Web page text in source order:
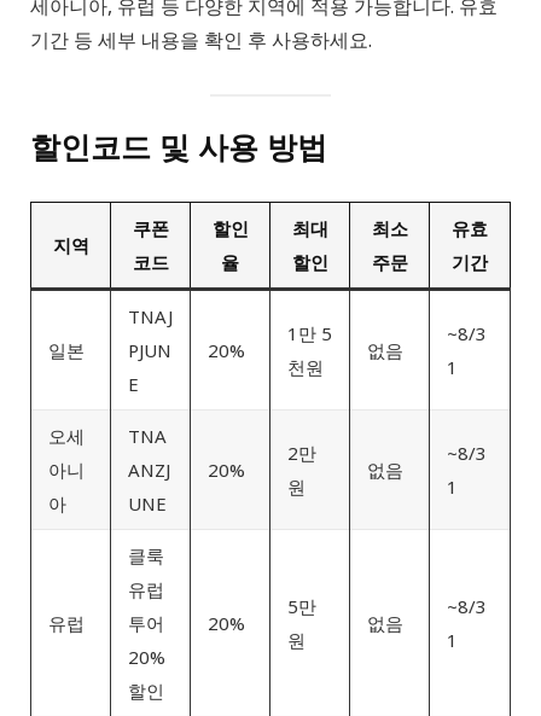
세아니아, 유럽 등 다양한 지역에 적용 가능합니다. 유효
기간 등 세부 내용을 확인 후 사용하세요.
할인코드 및 사용 방법
지역
쿠폰
코드
할인
율
최대
할인
최소
주문
유효
기간
일본
TNAJ
PJUN
E
20%
1만 5
천원
없음
~8/3
1
오세
아니
아
TNA
ANZJ
UNE
20%
2만
원
없음
~8/3
1
유럽
클룩
유럽
투어
20%
할인
20%
5만
원
없음
~8/3
1